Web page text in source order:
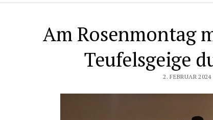
Am Rosenmontag
Teufelsgeige
2. FEBRUAR 2024